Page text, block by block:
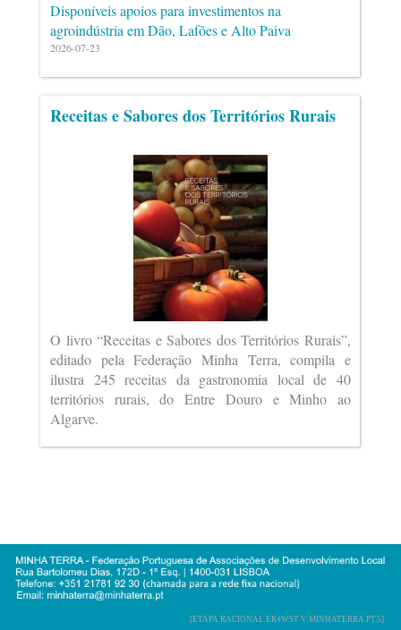
Disponíveis apoios para investimentos na
agroindústria em Dão, Lafões e Alto Paiva
2026-07-23
Receitas e Sabores dos Territórios Rurais
O livro “Receitas e Sabores dos Territórios Rurais”,
editado pela Federação Minha Terra, compila e
ilustra 245 receitas da gastronomia local de 40
territórios rurais, do Entre Douro e Minho ao
Algarve.
[ETAPA RACIONAL ER4WST V:MINHATERRA.PT.5]